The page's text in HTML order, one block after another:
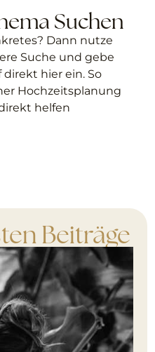
Suchen
Dann nutze
Suche und gebe
hier ein. So
Hochzeitsplanung
helfen
Beiträge